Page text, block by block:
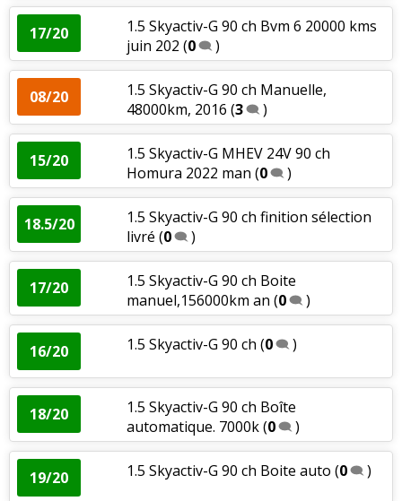
17/20
1.5 Skyactiv-G 90 ch Bvm 6 20000 kms
juin 202 (0 )
08/20
1.5 Skyactiv-G 90 ch Manuelle,
48000km, 2016 (3 )
15/20
1.5 Skyactiv-G MHEV 24V 90 ch
Homura 2022 man (0 )
18.5/20
1.5 Skyactiv-G 90 ch finition sélection
livré (0 )
17/20
1.5 Skyactiv-G 90 ch Boite
manuel,156000km an (0 )
16/20 1.5 Skyactiv-G 90 ch (0 )
18/20
1.5 Skyactiv-G 90 ch Boîte
automatique. 7000k(0 )
19/20 1.5 Skyactiv-G 90 ch Boite auto (0 )